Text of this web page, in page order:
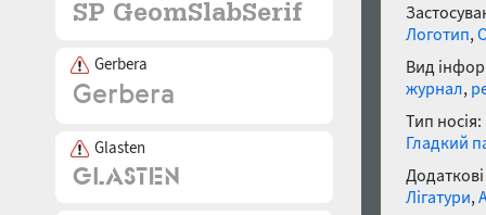
Gerbera
Glasten
Логотип,
Вид
журнал,
Тип носія:
Гладкий
Лігатури,